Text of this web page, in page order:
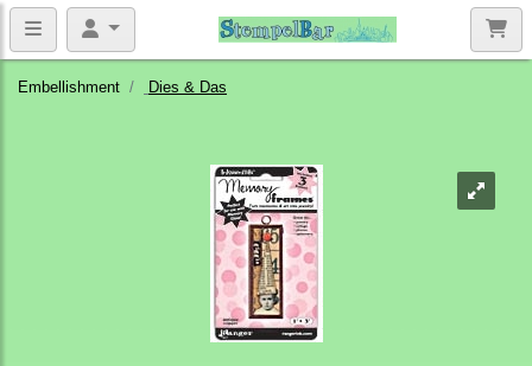
Embellishment Dies & Das